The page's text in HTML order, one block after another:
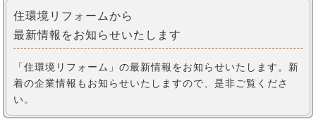
住環境リフォームから
最新情報をお知らせいたします
「住環境リフォーム」の最新情報をお知らせいたします。 新
着の企業情報もお知らせいたしますので、是非ご覧くださ
い。